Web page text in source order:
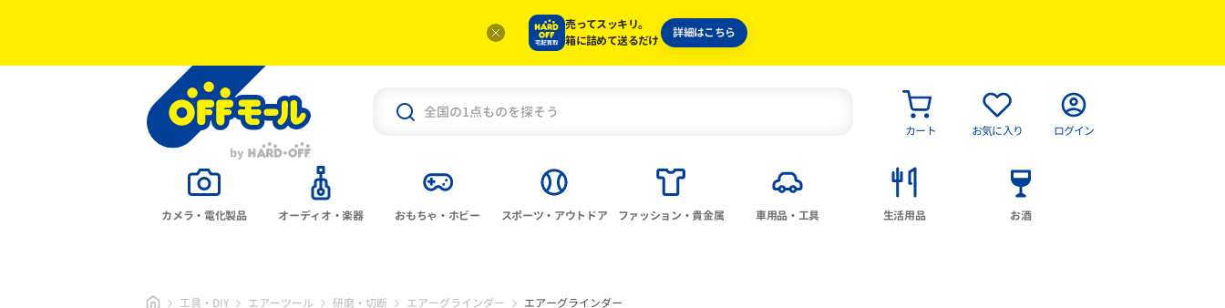
売ってスッキリ。
箱に詰めて送るだけ
詳細はこちら
カート お気に入り ログイン
カメラ・電化製品 オーディオ・楽器 おもちゃ・ホビー スポーツ・アウトドア ファッション・貴金属 車用品・工具 生活用品 お酒
工具・DIY エアーツール 研磨・切断 エアーグラインダー エアーグラインダー